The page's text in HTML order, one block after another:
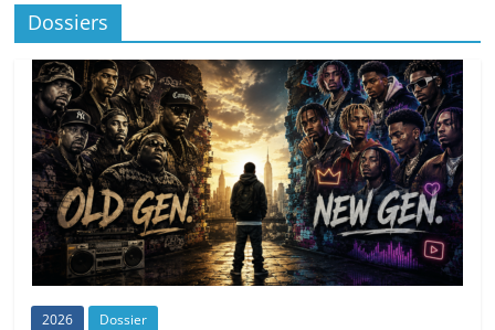
Dossiers
2026 Dossier